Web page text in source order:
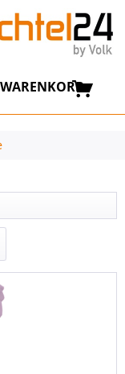
WARENKORB